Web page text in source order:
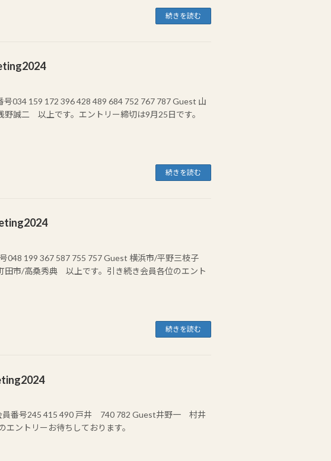
続きを読む
034 159 172 396 428 489 684 752 767 787 Guest 山
誠二 以上です。エントリー締切は9月25日です。
続きを読む
048 199 367 587 755 757 Guest 横浜市/平野三枝子
市/高桑秀典 以上です。引き続き会員各位のエント
続きを読む
番号245 415 490 戸井 740 782 Guest井野一 村井
ントリーお待ちしております。